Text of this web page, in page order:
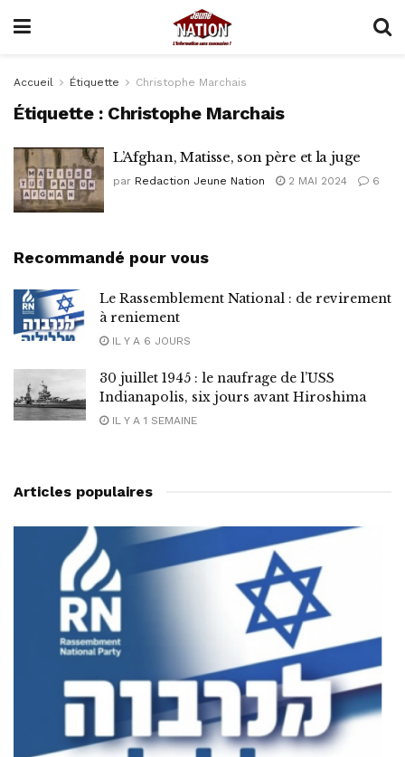
Accueil Étiquette Christophe Marchais
Étiquette : Christophe Marchais
L’Afghan, Matisse, son père et la juge
par Redaction Jeune Nation 2 MAI 2024 6
Recommandé pour vous
Le Rassemblement National : de revirement
à reniement
IL Y A 6 JOURS
30 juillet 1945 : le naufrage de l’USS
Indianapolis, six jours avant Hiroshima
IL Y A 1 SEMAINE
Articles populaires